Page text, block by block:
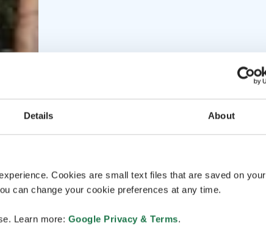
Details About
Cookies are small text files that are saved on your
can change your cookie preferences at any time.
Learn more: Google Privacy & Terms.